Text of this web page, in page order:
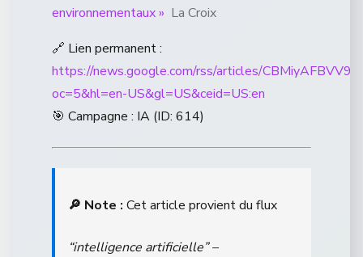
environnementaux » La Croix
🔗 Lien permanent :
https://news.google.com/rss/articles/
oc=5&hl=en-US&gl=US&ceid=US:en
🎯 Campagne : IA (ID: 614)
🔎 Note : Cet article provient du flux
“intelligence artificielle” –